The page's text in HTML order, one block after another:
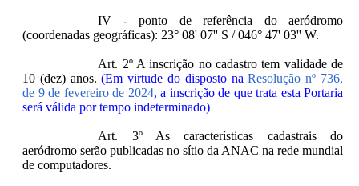
IV - ponto de referência do aeródromo
(coordenadas geográficas): 23° 08' 07'' S / 046° 47' 03'' W.
Art. 2º A inscrição no cadastro tem validade de
10 (dez) anos.(Em virtude do disposto naResolução nº 736,
de 9 de fevereiro de 2024, a inscrição de que trata esta Portaria
será válida por tempo indeterminado)
Art. 3º As características cadastrais do
aeródromo serão publicadas no sítio da ANAC na rede mundial
de computadores.